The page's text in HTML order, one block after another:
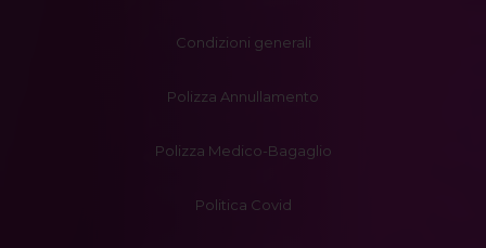
Condizioni generali
Polizza Annullamento
Polizza Medico-Bagaglio
Politica Covid